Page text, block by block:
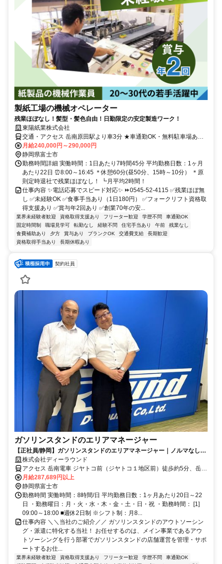
製紙工場の機械オペレーター
残業ほぼなし！髪型・髪色自由！日勤限定の安定製造ワーク！
東陽紙業株式会社
交通・アクセス 岳南原田駅より車3分 ★車通勤OK・無料駐車場あり
★交通費支給あり
月給240,000円～290,000円
静岡県富士市
勤務時間詳細 実働時間：1日あたり7時間45分 平均勤務日数：1ヶ月
あたり22日 ⏰8:00～16:45 ＊休憩60分(昼50分、15時～10分） ＊原
則定時退社で残業ほぼなし！ ┗月平均2時間！
仕事内容 ✨電話応募でスピード対応✨ ⏩0545-52-4115 ✅残業ほぼ無
し ✅未経験OK ✅食事手当あり（1日180円） ✅フォークリフト資格取
得支援あり ✅賞与年2回あり ✅創業70年の安...
業界未経験者歓迎 資格取得支援あり フリーター歓迎 学歴不問
車通勤OK
固定時間制
職場見学可 転勤なし 経験不問 住宅手当あり 午前
残業なし
食費補助あり
夕方 賞与あり ブランクOK 交通費支給
長期歓迎
資格取得手当あり
長期休暇あり
契約社員
ガソリンスタンドのエリアマネージャー
【正社員/静岡】ガソリンスタンドのエリアマネージャー｜ノルマなし！
賞与あり◎｜未経験歓迎｜マイカー必須
株式会社ディーラウンド
アクセス 岳南電車 ジヤトコ前（ジヤトコ１地区前）徒歩約5分、岳南
電車 吉原本町徒歩約12分、岳南電車 本吉原徒歩約13分
月給287,689円以上
静岡県富士市
勤務時間 実働時間：8時間/日 平均勤務日数：1ヶ月あたり20日～22
日 ・勤務曜日：月・火・水・木・金・土・日・祝 ・勤務時間： [1]
09:00～18:00 ■週休2日制 ※シフト制：月8...
仕事内容 ＼＼当社のご紹介／／ ガソリンスタンドのアウトソーシン
グ・派遣に特化する当社！ お任せするのは、メイン事業であるアウ
トソーシングを行う部署でガソリンスタンドの店舗運営を管理・サポ
ートするお仕...
業界未経験者歓迎 資格取得支援あり フリーター歓迎 学歴不問
車通勤OK